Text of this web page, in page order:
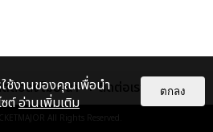
ต่อลงโฆษณา ติดต่อเรา
All Rights Reserved.
ใช้งานของคุณเพื่อนำ
ซต์อ่านเพิ่มเติม
ตกลง